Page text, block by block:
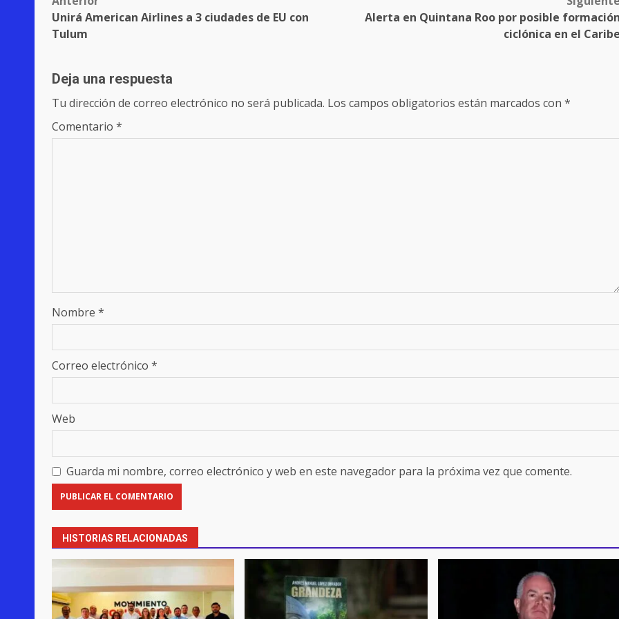
Post
navigation
Unirá American Airlines a 3 ciudades de EU con
Tulum
Alerta en Quintana Roo por posible formación
ciclónica en el Caribe
Deja una respuesta
Tu dirección de correo electrónico no será publicada. Los campos obligatorios están marcados con *
Comentario *
Nombre *
Correo electrónico *
Web
Guarda mi nombre, correo electrónico y web en este navegador para la próxima vez que comente.
HISTORIAS RELACIONADAS